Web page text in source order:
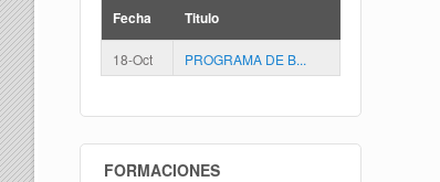
Fecha Titulo
18-Oct PROGRAMA DE B...
FORMACIONES